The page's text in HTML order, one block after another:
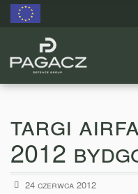
Przejdź
treścitargi
2012
opublikowano
24 czerwca 2012